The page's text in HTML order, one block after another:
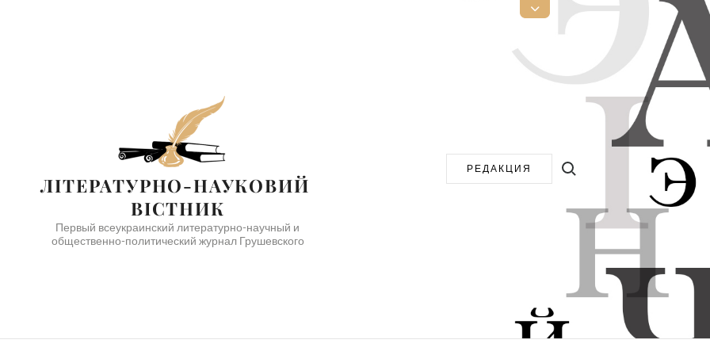
Открыть
верхнюю
боковую
ЛІТЕРАТУРНО-НАУКОВИЙ
ВІСТНИК
Первый всеукраинский литературно-научный и
общественно-политический журнал Грушевского
РЕДАКЦИЯ
Поиск: